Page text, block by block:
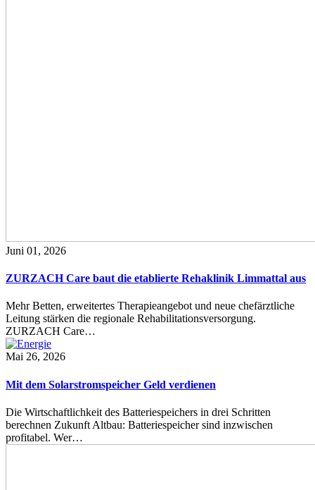
Juni 01, 2026
ZURZACH Care baut die etablierte Rehaklinik Limmattal aus
Mehr Betten, erweitertes Therapieangebot und neue chefärztliche
Leitung stärken die regionale Rehabilitationsversorgung.
ZURZACH Care…
Mai 26, 2026
Mit dem Solarstromspeicher Geld verdienen
Die Wirtschaftlichkeit des Batteriespeichers in drei Schritten
berechnen Zukunft Altbau: Batteriespeicher sind inzwischen
profitabel. Wer…